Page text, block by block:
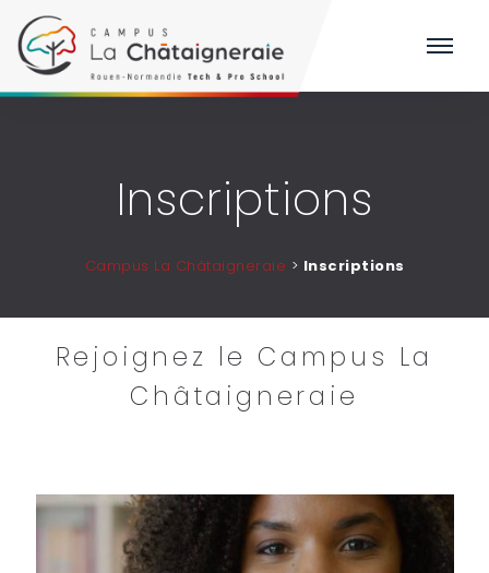
Inscriptions
Campus La Châtaigneraie > Inscriptions
Rejoignez le Campus La
Châtaigneraie